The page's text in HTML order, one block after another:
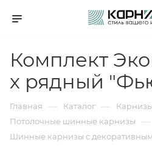
Комплект
х рядный
Главная — Каталог —
Потолочные шинные карнизы —
Шинные карнизы с